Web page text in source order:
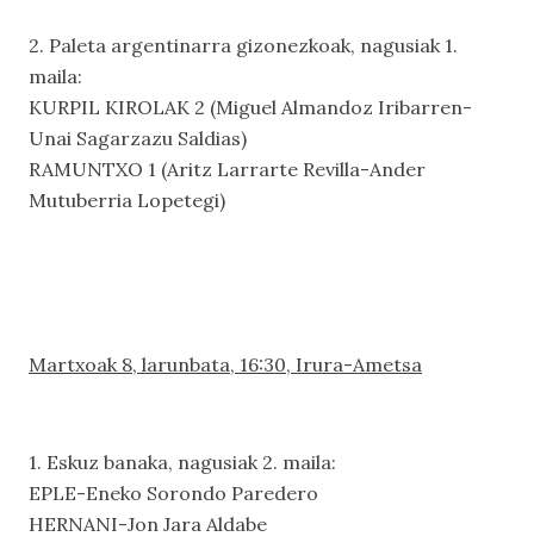
2. Paleta argentinarra gizonezkoak, nagusiak 1.
maila:
KURPIL KIROLAK 2 (Miguel Almandoz Iribarren-
Unai Sagarzazu Saldias)
RAMUNTXO 1 (Aritz Larrarte Revilla-Ander
Mutuberria Lopetegi)
Martxoak 8, larunbata, 16:30, Irura-Ametsa
1. Eskuz banaka, nagusiak 2. maila:
EPLE-Eneko Sorondo Paredero
HERNANI-Jon Jara Aldabe